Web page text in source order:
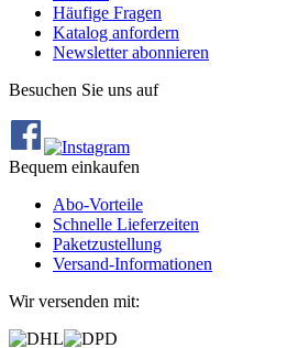
Häufige Fragen
Katalog anfordern
Newsletter abonnieren
Besuchen Sie uns auf
Bequem einkaufen
Abo‐Vorteile
Schnelle Lieferzeiten
Paketzustellung
Versand‐Informationen
Wir versenden mit: